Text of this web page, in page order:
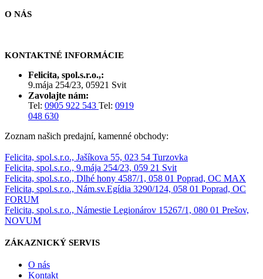
O NÁS
KONTAKTNÉ INFORMÁCIE
Felicita, spol.s.r.o.,:
9.mája 254/23, 05921 Svit
Zavolajte nám:
Tel: 0905 922 543 Tel: 0919
048 630
Zoznam našich predajní, kamenné obchody:
Felicita, spol.s.r.o., Jašíkova 55, 023 54 Turzovka
Felicita, spol.s.r.o., 9.mája 254/23, 059 21 Svit
Felicita, spol.s.r.o., Dlhé hony 4587/1, 058 01 Poprad, OC MAX
Felicita, spol.s.r.o., Nám.sv.Egídia 3290/124, 058 01 Poprad, OC
FORUM
Felicita, spol.s.r.o., Námestie Legionárov 15267/1, 080 01 Prešov,
NOVUM
ZÁKAZNICKÝ SERVIS
O nás
Kontakt